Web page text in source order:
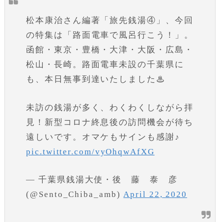
松本康治さん編著「旅先銭湯④」、今回
の特集は「路面電車で風呂行こう！」。
函館・東京・豊橋・大津・大阪・広島・
松山・長崎。路面電車未設の千葉県に
も、本日無事到達いたしました♨
未訪の銭湯が多く、わくわくしながら拝
見！新型コロナ終息後の訪問機会が待ち
遠しいです。オマケもサインも感謝♪
pic.twitter.com/vyOhqwAfXG
— 千葉県銭湯大使・後 藤 泰 彦
(@Sento_Chiba_amb)April 22, 2020